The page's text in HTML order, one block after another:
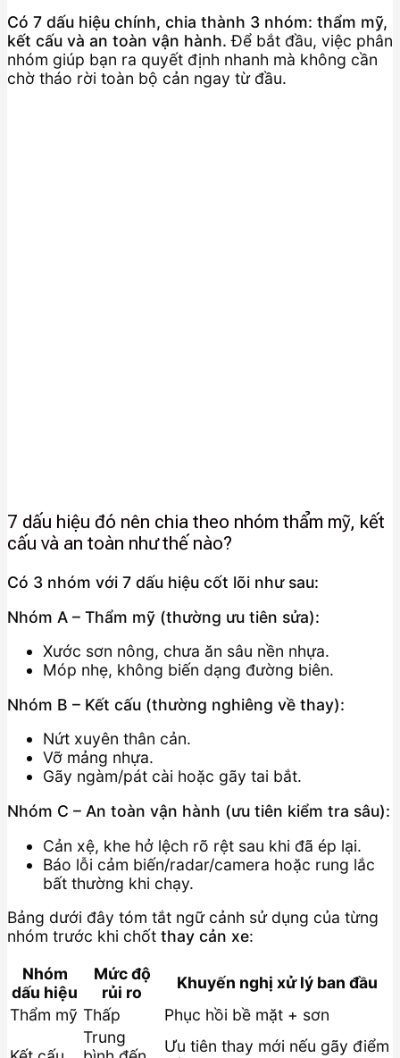
Có 7 dấu hiệu chính, chia thành 3 nhóm: thẩm mỹ,
kết cấu và an toàn vận hành. Để bắt đầu, việc phân
nhóm giúp bạn ra quyết định nhanh mà không cần
chờ tháo rời toàn bộ cản ngay từ đầu.
7 dấu hiệu đó nên chia theo nhóm thẩm mỹ, kết
cấu và an toàn như thế nào?
Có 3 nhóm với 7 dấu hiệu cốt lõi như sau:
Nhóm A – Thẩm mỹ (thường ưu tiên sửa):
Xước sơn nông, chưa ăn sâu nền nhựa.
Móp nhẹ, không biến dạng đường biên.
Nhóm B – Kết cấu (thường nghiêng về thay):
Nứt xuyên thân cản.
Vỡ mảng nhựa.
Gãy ngàm/pát cài hoặc gãy tai bắt.
Nhóm C – An toàn vận hành (ưu tiên kiểm tra sâu):
Cản xệ, khe hở lệch rõ rệt sau khi đã ép lại.
Báo lỗi cảm biến/radar/camera hoặc rung lắc
bất thường khi chạy.
Bảng dưới đây tóm tắt ngữ cảnh sử dụng của từng
nhóm trước khi chốt thay cản xe:
Nhóm
dấu hiệu
Mức độ
rủi ro
Khuyến nghị xử lý ban đầu
Thẩm mỹ Thấp Phục hồi bề mặt + sơn
Trung
Ưu tiên thay mới nếu gãy điểm